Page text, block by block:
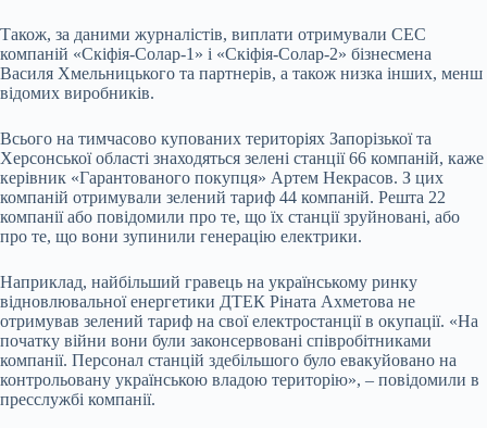
Також, за даними журналістів, виплати отримували СЕС
компаній «Скіфія-Солар-1» і «Скіфія-Солар-2» бізнесмена
Василя Хмельницького та партнерів, а також низка інших, менш
відомих виробників.
Всього на тимчасово купованих територіях Запорізької та
Херсонської області знаходяться зелені станції 66 компаній, каже
керівник «Гарантованого покупця» Артем Некрасов. З цих
компаній отримували зелений тариф 44 компаній. Решта 22
компанії або повідомили про те, що їх станції зруйновані, або
про те, що вони зупинили генерацію електрики.
Наприклад, найбільший гравець на українському ринку
відновлювальної енергетики ДТЕК Ріната Ахметова не
отримував зелений тариф на свої електростанції в окупації. «На
початку війни вони були законсервовані співробітниками
компанії. Персонал станцій здебільшого було евакуйовано на
контрольовану українською владою територію», – повідомили в
пресслужбі компанії.